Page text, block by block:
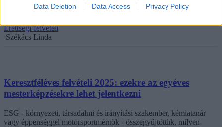
Data Deletion Data Access Privacy Policy
Válaszolunk.
Érettségi-felvételi
Székács Linda
Keresztféléves felvételi 2025: ezekre az egyéves
mesterképzésekre lehet jelentkezni
ESG - környezeti, társadalmi és irányítási szakember, kémiatanár
vagy éppenséggel motorsportmérnök - összegyűjtöttük, milyen